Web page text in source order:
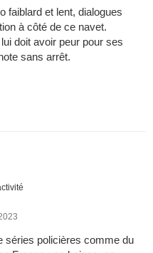
faiblard et lent, dialogues
à côté de ce navet.
doit avoir peur pour ses
sans arrêt.
séries policières comme du